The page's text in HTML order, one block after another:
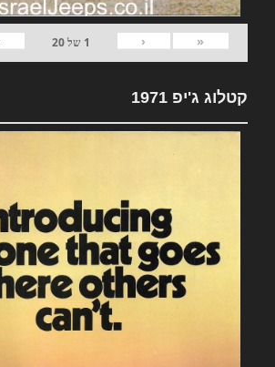
«
‹
1 של20
קטלוג ג'יפ 1971